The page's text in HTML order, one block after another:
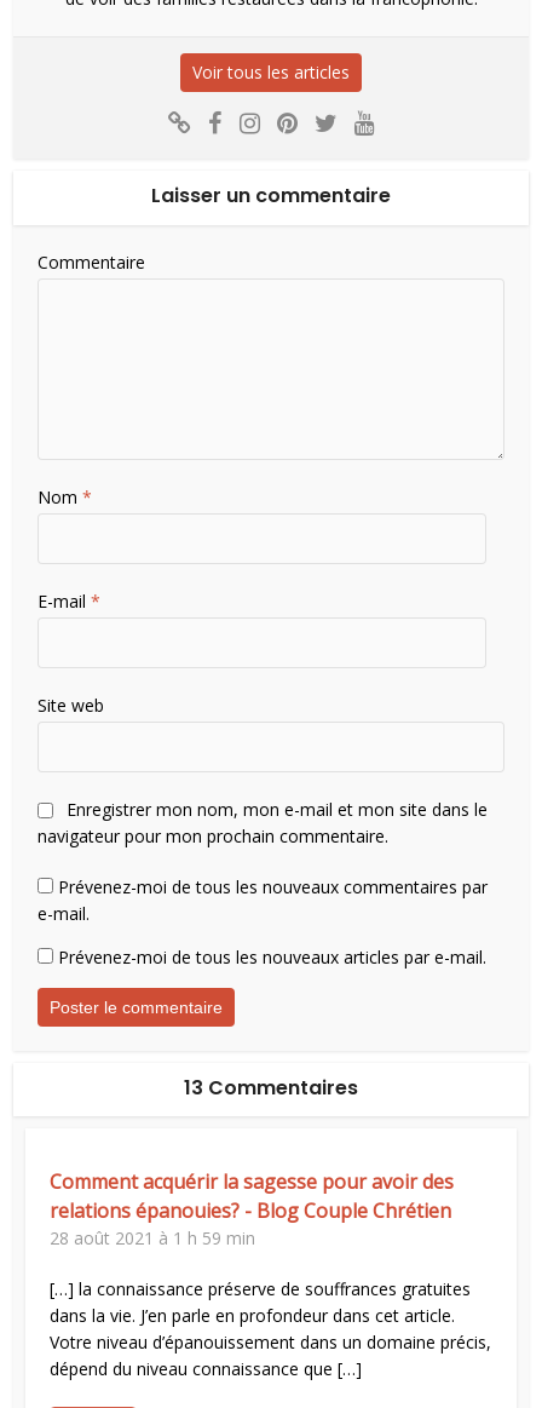
Voir tous les articles
Laisser un commentaire
Commentaire
Nom*
E-mail*
Site web
Enregistrer mon nom, mon e-mail et mon site dans le
navigateur pour mon prochain commentaire.
Prévenez-moi de tous les nouveaux commentaires par
e-mail.
Prévenez-moi de tous les nouveaux articles par e-mail.
13 Commentaires
Comment acquérir la sagesse pour avoir des
relations épanouies? - Blog Couple Chrétien
28 août 2021 à 1 h 59 min
[…] la connaissance préserve de souffrances gratuites
dans la vie. J’en parle en profondeur dans cet article.
Votre niveau d’épanouissement dans un domaine précis,
dépend du niveau connaissance que […]